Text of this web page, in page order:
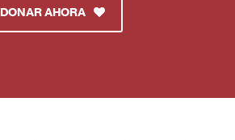
DONAR AHORA